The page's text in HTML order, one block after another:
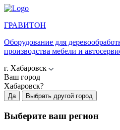
ГРАВИТОН
Оборудование для
производства мебели и
г. Хабаровск
Ваш город
Хабаровск?
Да Выбрать другой город
Выберите ваш регион